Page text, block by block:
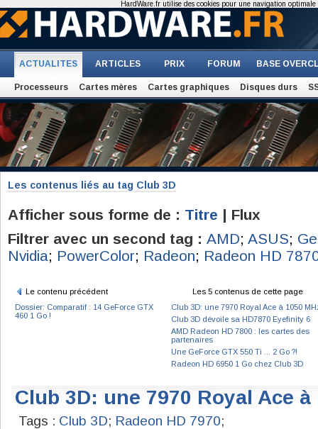
ACTUALITES ARTICLES PRIX FORUM BASE
Processeurs Cartes mères Cartes graphiques Disques durs
Les contenus liés au tag Club 3D
Afficher sous forme de : Titre | Flux
Filtrer avec un second tag : AMD; ASUS;
Nvidia; PowerColor; Radeon; Radeon HD
Le contenu précédent
Dossier: Comparatif : 14 GeForce GTX
460 1 Go !
Les 5 contenus de cette page
Club 3D: une 7970 Royal Ace à 1050
Club 3D dévoile sa HD7870 Eyefinity 6
AMD Radeon HD 7800 : les cartes des
partenaires
Une GeForce GTX 550 Ti ... 2 Go ?!
Radeon HD 6950 1 Go chez Club 3D
Club 3D: une 7970 Royal Ace à
Tags : Club 3D; Radeon HD 7970;
HardWare.fr utilise des cookies pour une navigation